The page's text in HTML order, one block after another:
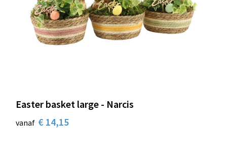
Easter basket large - Narcis
vanaf € 14,15